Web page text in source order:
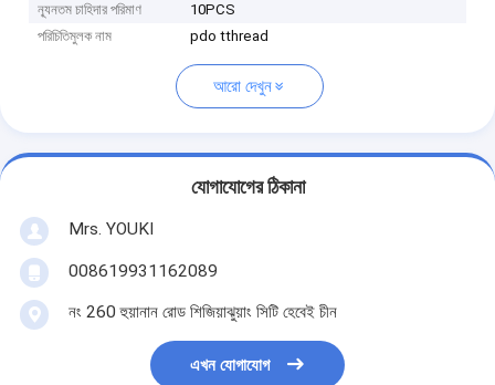
ন্যূনতম চাহিদার পরিমাণ
10PCS
পরিচিতিমুলক নাম
pdo tthread
আরো দেখুন
যোগাযোগের ঠিকানা
Mrs. YOUKI
008619931162089
নং 260 হুয়ানান রোড শিজিয়াঝুয়াং সিটি হেবেই চীন
এখন যোগাযোগ